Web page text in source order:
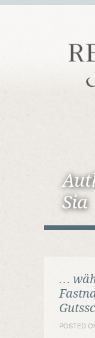
Sia
…
POSTED